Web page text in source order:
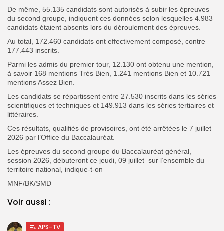
De même, 55.135 candidats sont autorisés à subir les épreuves
du second groupe, indiquent ces données selon lesquelles 4.983
candidats étaient absents lors du déroulement des épreuves.
Au total, 172.460 candidats ont effectivement composé, contre
177.443 inscrits.
Parmi les admis du premier tour, 12.130 ont obtenu une mention,
à savoir 168 mentions Très Bien, 1.241 mentions Bien et 10.721
mentions Assez Bien.
Les candidats se répartissent entre 27.530 inscrits dans les séries
scientifiques et techniques et 149.913 dans les séries tertiaires et
littéraires.
Ces résultats, qualifiés de provisoires, ont été arrêtées le 7 juillet
2026 par l’Office du Baccalauréat.
Les épreuves du second groupe du Baccalauréat général,
session 2026, débuteront ce jeudi, 09 juillet sur l’ensemble du
territoire national, indique-t-on
MNF/BK/SMD
Voir aussi :
APS-TV